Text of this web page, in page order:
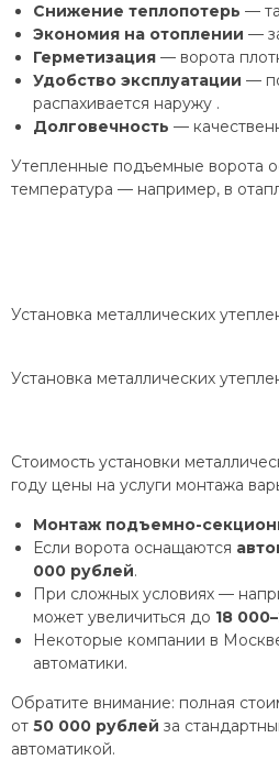
Снижение теплопотерь —
Экономия на отоплении —
Герметизация — ворота
Удобство эксплуатации —
распахивается наружу .
Долговечность —
Утепленные подъемные ворота
температура — например, в
Установка металлических
Установка металлических
Стоимость установки
году цены на услуги монтажа
Монтаж подъемно-
Если ворота оснащаются
000 рублей.
При сложных условиях —
может увеличиться до 18
Некоторые компании в
автоматики.
Обратите внимание: полная
от 50 000 рублей за
автоматикой.